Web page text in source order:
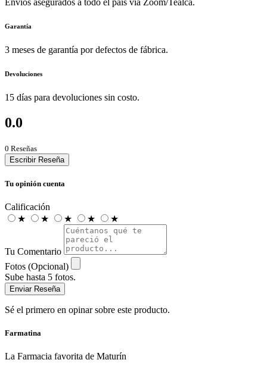
Garantía
3 meses de garantía por defectos de fábrica.
Devoluciones
15 días para devoluciones sin costo.
0.0
0 Reseñas
Escribir Reseña
Tu opinión cuenta
Calificación
★
★ ★ ★ ★
Tu Comentario
Fotos (Opcional)
Sube hasta 5 fotos.
Enviar Reseña
Sé el primero en opinar sobre este producto.
Farmatina
La Farmacia favorita de Maturín